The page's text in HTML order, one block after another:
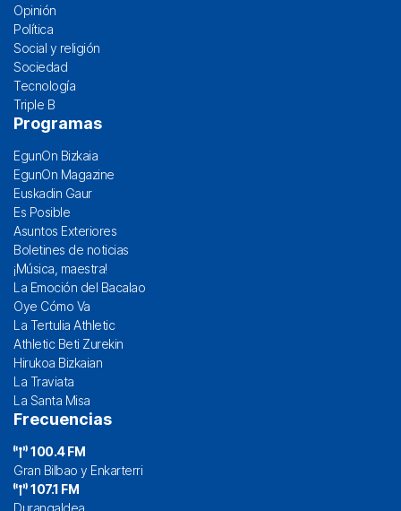
Opinión
Política
Social y religión
Sociedad
Tecnología
Triple B
Programas
EgunOn Bizkaia
EgunOn Magazine
Euskadin Gaur
Es Posible
Asuntos Exteriores
Boletines de noticias
¡Música, maestra!
La Emoción del Bacalao
Oye Cómo Va
La Tertulia Athletic
Athletic Beti Zurekin
Hirukoa Bizkaian
La Traviata
La Santa Misa
Frecuencias
100.4 FM
Gran Bilbao y Enkarterri
107.1 FM
Durangaldea